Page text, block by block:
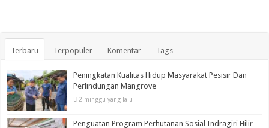
Terbaru Terpopuler Komentar Tags
Peningkatan Kualitas Hidup Masyarakat Pesisir Dan
Perlindungan Mangrove
2 minggu yang lalu
Penguatan Program Perhutanan Sosial Indragiri Hilir